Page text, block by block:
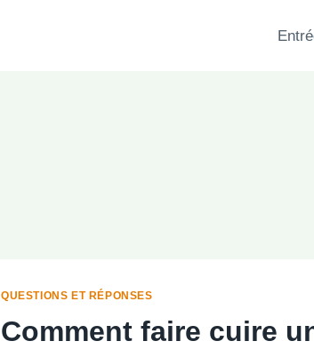
QUESTIONS ET RÉPONSES
Comment faire cuire